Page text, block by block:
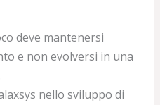
deve mantenersi
e non evolversi in una
nello sviluppo di